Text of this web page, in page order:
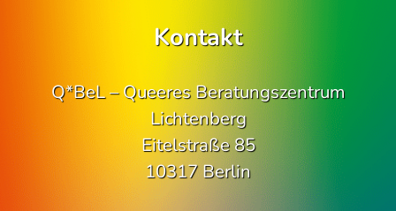
Kontakt
Q*BeL – Queeres Beratungszentrum
Lichtenberg
Eitelstraße 85
10317 Berlin